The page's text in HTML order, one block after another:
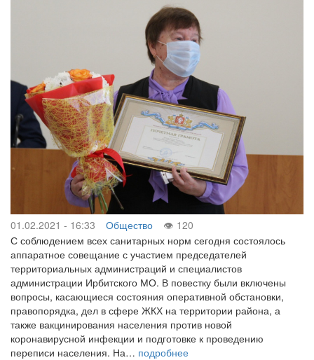
01.02.2021 - 16:33 Общество
120
С соблюдением всех санитарных норм сегодня состоялось
аппаратное совещание с участием председателей
территориальных администраций и специалистов
администрации Ирбитского МО. В повестку были включены
вопросы, касающиеся состояния оперативной обстановки,
правопорядка, дел в сфере ЖКХ на территории района, а
также вакцинирования населения против новой
коронавирусной инфекции и подготовке к проведению
переписи населения. На… подробнее